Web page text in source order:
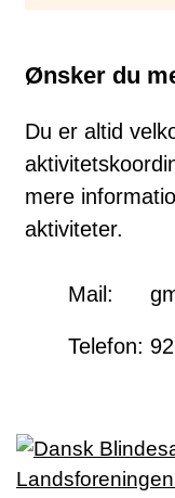
Ønsker du
Du er altid
mere
aktiviteter.
Mail:
Telefon: